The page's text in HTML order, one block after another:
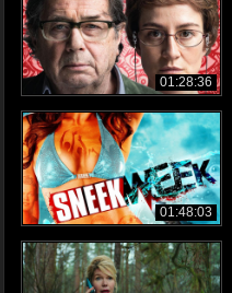
01:28:36
01:48:03